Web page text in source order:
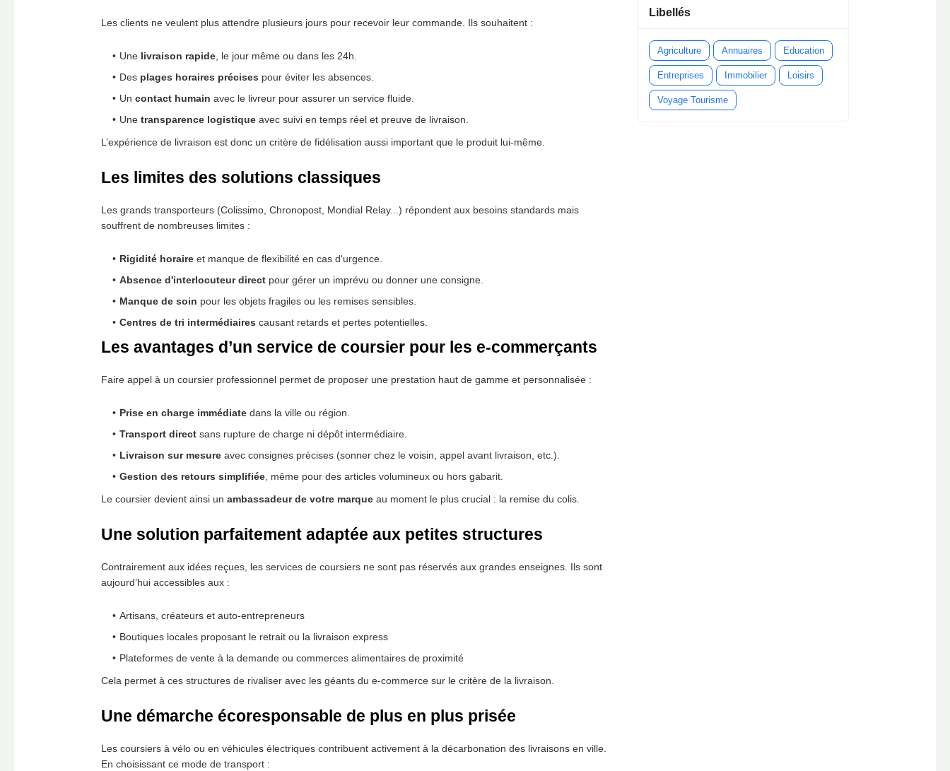
Les clients ne veulent plus attendre plusieurs jours pour recevoir leur commande. Ils souhaitent :
Une livraison rapide , le jour même ou dans les 24h.
Des plages horaires précises pour éviter les absences.
Un contact humain avec le livreur pour assurer un service fluide.
Une transparence logistique avec suivi en temps réel et preuve de livraison.
L’expérience de livraison est donc un critère de fidélisation aussi important que le produit lui-même.
Les limites des solutions classiques
Les grands transporteurs (Colissimo, Chronopost, Mondial Relay...) répondent aux besoins standards mais
souffrent de nombreuses limites :
Rigidité horaire et manque de flexibilité en cas d'urgence.
Absence d'interlocuteur direct pour gérer un imprévu ou donner une consigne.
Manque de soin pour les objets fragiles ou les remises sensibles.
Centres de tri intermédiaires causant retards et pertes potentielles.
Les avantages d’un service de coursier pour les e-commerçants
Faire appel à un coursier professionnel permet de proposer une prestation haut de gamme et personnalisée :
Prise en charge immédiate dans la ville ou région.
Transport direct sans rupture de charge ni dépôt intermédiaire.
Livraison sur mesure avec consignes précises (sonner chez le voisin, appel avant livraison, etc.).
Gestion des retours simplifiée , même pour des articles volumineux ou hors gabarit.
Le coursier devient ainsi un ambassadeur de votre marque au moment le plus crucial : la remise du colis.
Une solution parfaitement adaptée aux petites structures
Contrairement aux idées reçues, les services de coursiers ne sont pas réservés aux grandes enseignes. Ils sont
aujourd’hui accessibles aux :
Artisans, créateurs et auto-entrepreneurs
Boutiques locales proposant le retrait ou la livraison express
Plateformes de vente à la demande ou commerces alimentaires de proximité
Cela permet à ces structures de rivaliser avec les géants du e-commerce sur le critère de la livraison.
Une démarche écoresponsable de plus en plus prisée
Les coursiers à vélo ou en véhicules électriques contribuent activement à la décarbonation des livraisons en ville.
En choisissant ce mode de transport :
Libellés
Agriculture Annuaires Education
Entreprises Immobilier Loisirs
Voyage Tourisme